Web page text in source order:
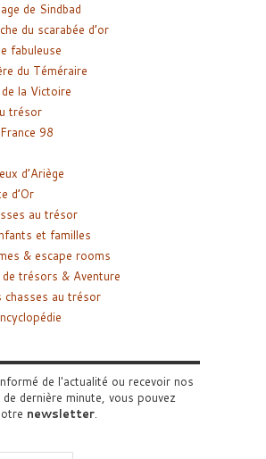
de Sindbad
du scarabée d’or
fabuleuse
du Téméraire
la Victoire
trésor
98
d’Ariège
d’Or
au trésor
et familles
& escape rooms
de trésors & Aventure
chasses au trésor
de l'actualité ou recevoir nos
dernière minute, vous pouvez
newsletter.